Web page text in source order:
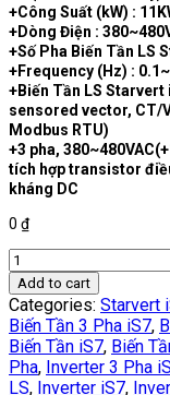
+Công Suất (kW) :
+Dòng Điện :
+Số Pha Biến Tần LS
+Frequency (Hz) :
+Biến Tần LS
sensored vector, CT/
Modbus RTU)
+3 pha,
tích hợp transistor
kháng DC
0 ₫
SV0110IS7-
4NOFD
|
Biến
Tần
LS
3
Add to cart
Categories: Starvert
Biến Tần 3 Pha iS7,
Biến Tần iS7, Biến
Pha, Inverter 3 Pha
LS, Inverter iS7,